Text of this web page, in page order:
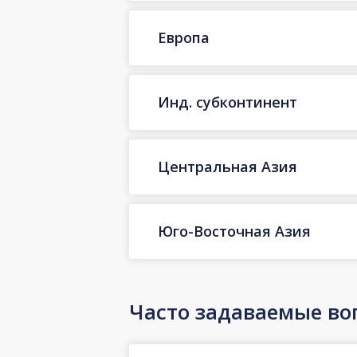
Европа
Инд. субконтинент
Центральная Азия
Юго-Восточная Азия
Часто задаваемые